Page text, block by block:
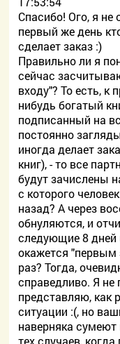
Спасибо! Ого, я не
первый же день
сделает заказ :)
Правильно ли я
сейчас
входу"? То есть, к
нибудь богатый
подписанный на
постоянно
иногда делает
книг), - то все
будут зачислены
с которого
назад? А через
обнуляются, и
следующие 8 дней
окажется "первым
раз? Тогда,
справедливо. Я не
представляю, как
ситуации :(, но
наверняка
тех случаев, когда